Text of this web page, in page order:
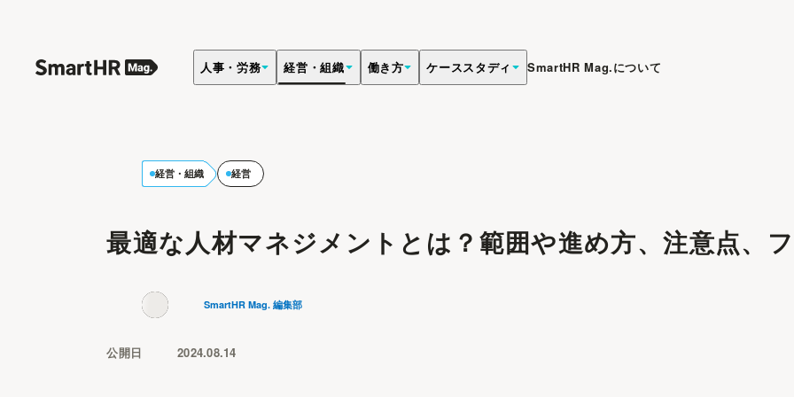
人事・労務 経営・組織 働き方 ケーススタディ SmartHR Mag.について
経営・組織 経営
最適な人材マネジメントとは？範囲や進め方、注意点、
SmartHR Mag. 編集部
公開日 2024.08.14